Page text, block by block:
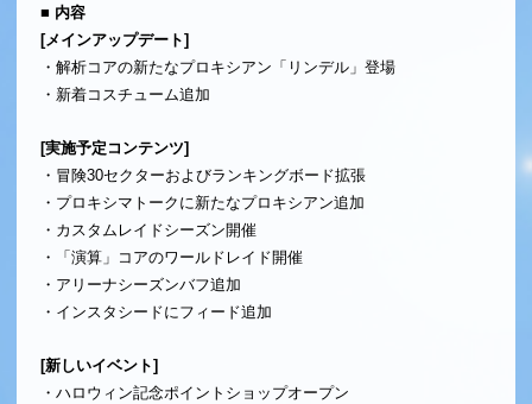
■ 内容
[メインアップデート]
・解析コアの新たなプロキシアン「リンデル」登場
・新着コスチューム追加
[実施予定コンテンツ]
・冒険30セクターおよびランキングボード拡張
・プロキシマトークに新たなプロキシアン追加
・カスタムレイドシーズン開催
・「演算」コアのワールドレイド開催
・アリーナシーズンバフ追加
・インスタシードにフィード追加
[新しいイベント]
・ハロウィン記念ポイントショップオープン